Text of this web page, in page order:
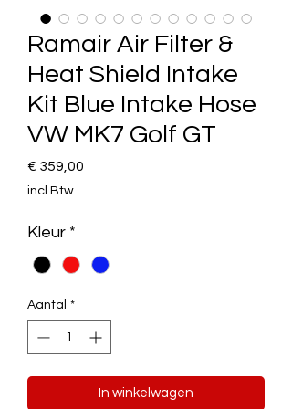
Ramair Air Filter &
Heat Shield Intake
Kit Blue Intake Hose
VW MK7 Golf GT
€ 359,00
incl.Btw
Kleur *
Aantal *
In winkelwagen